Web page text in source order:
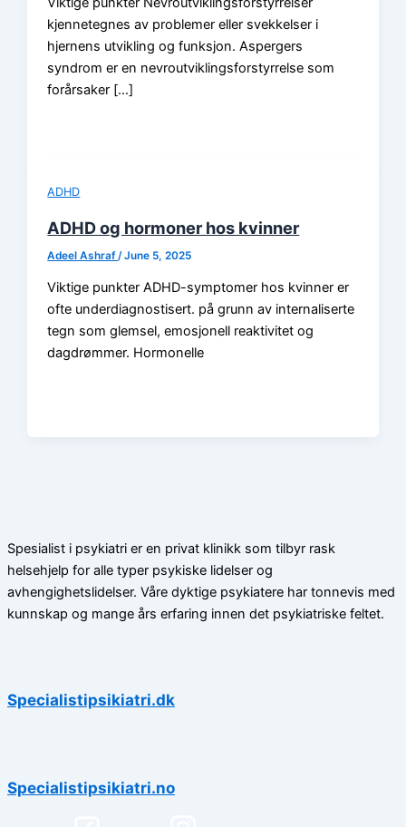
kjennetegnes av problemer eller svekkelser i
hjernens utvikling og funksjon. Aspergers
syndrom er en nevroutviklingsforstyrrelse som
forårsaker […]
ADHD
ADHD og hormoner hos kvinner
Adeel Ashraf/June 5, 2025
Viktige punkter ADHD-symptomer hos kvinner er
ofte underdiagnostisert. på grunn av internaliserte
tegn som glemsel, emosjonell reaktivitet og
dagdrømmer. Hormonelle
Spesialist i psykiatri er en privat klinikk som tilbyr rask
helsehjelp for alle typer psykiske lidelser og
avhengighetslidelser. Våre dyktige psykiatere har tonnevis med
kunnskap og mange års erfaring innen det psykiatriske feltet.
Specialistipsikiatri.dk
Specialistipsikiatri.no